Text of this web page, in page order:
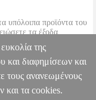
υπόλοιπα προϊόντα του
τα έξοδα
eshop
ύψους παραγγελίας!
ΔΙΑΦΑΝΟ
ARENA ΥΓΡΟΣ
της
και διαφημίσεων και
τους ανανεωμένους
και τα cookies.